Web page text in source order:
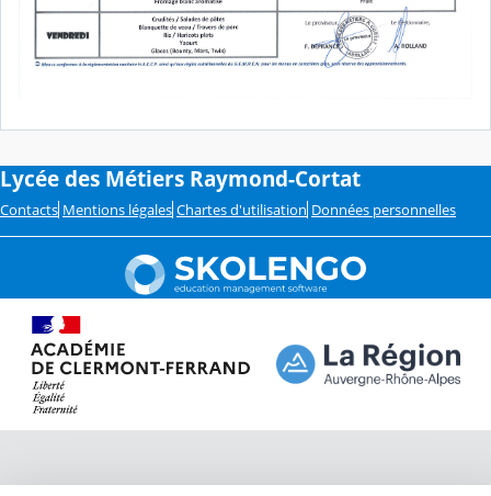
Lycée des Métiers Raymond-Cortat
Contacts Mentions légales Chartes d'utilisation Données personnelles